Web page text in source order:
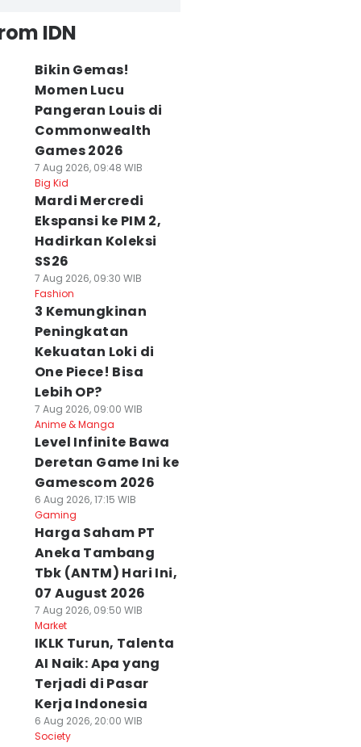
IDN
Bikin Gemas!
Momen Lucu
Pangeran Louis di
Commonwealth
Games 2026
7 Aug 2026, 09:48 WIB
Big Kid
Mardi Mercredi
Ekspansi ke PIM 2,
Hadirkan Koleksi
SS26
7 Aug 2026, 09:30 WIB
Fashion
3 Kemungkinan
Peningkatan
Kekuatan Loki di
One Piece! Bisa
Lebih OP?
7 Aug 2026, 09:00 WIB
Anime & Manga
Level Infinite Bawa
Deretan Game Ini ke
Gamescom 2026
6 Aug 2026, 17:15 WIB
Gaming
Harga Saham PT
Aneka Tambang
Tbk (ANTM) Hari Ini,
07 August 2026
7 Aug 2026, 09:50 WIB
Market
IKLK Turun, Talenta
AI Naik: Apa yang
Terjadi di Pasar
Kerja Indonesia
6 Aug 2026, 20:00 WIB
Society